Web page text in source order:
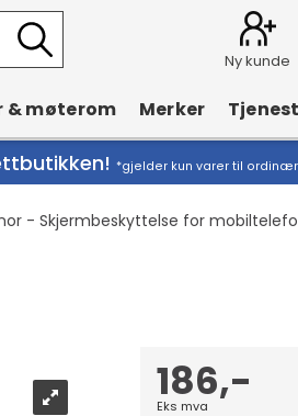
Ny kunde
& møterom Merker
*gjelder kun varer til
- Skjermbeskyttelse for
186,-
Eks mva